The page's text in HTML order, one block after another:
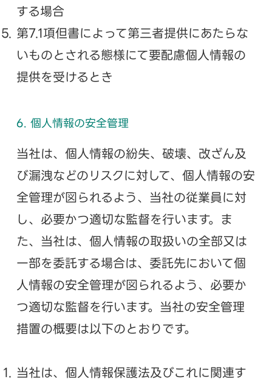
する場合
第7.1項但書によって第三者提供にあたらな
いものとされる態様にて要配慮個人情報の
提供を受けるとき
6. 個人情報の安全管理
当社は、個人情報の紛失、破壊、改ざん及
び漏洩などのリスクに対して、個人情報の安
全管理が図られるよう、当社の従業員に対
し、必要かつ適切な監督を行います。ま
た、当社は、個人情報の取扱いの全部又は
一部を委託する場合は、委託先において個
人情報の安全管理が図られるよう、必要か
つ適切な監督を行います。当社の安全管理
措置の概要は以下のとおりです。
当社は、個人情報保護法及びこれに関連す